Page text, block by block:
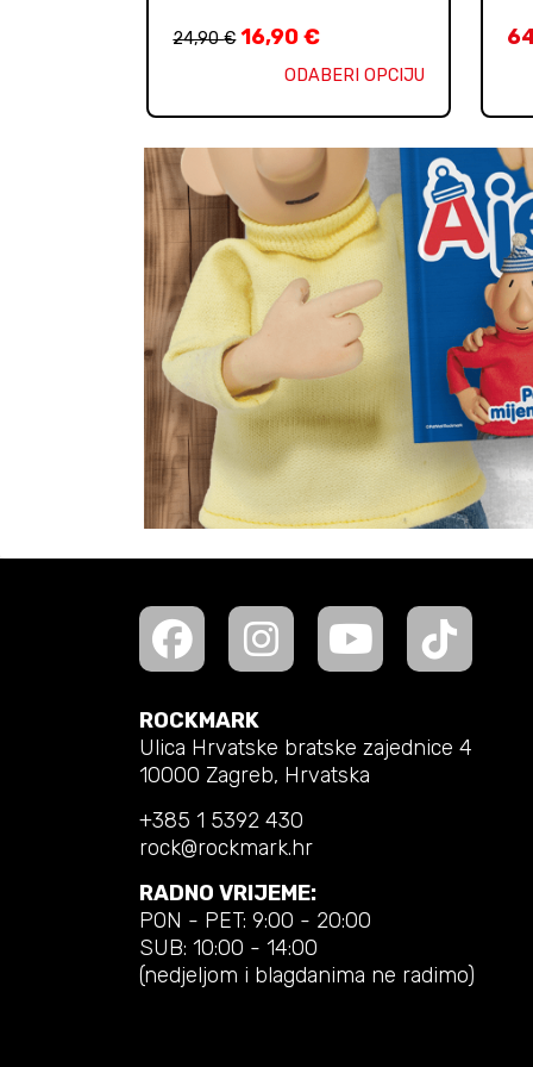
24,90€ 16,90€
ODABERI OPCIJU
ROCKMARK
Ulica Hrvatske bratske zajednice 4
10000 Zagreb, Hrvatska
+385 1 5392 430
rock@rockmark.hr
RADNO VRIJEME:
PON - PET: 9:00 - 20:00
SUB: 10:00 - 14:00
(nedjeljom i blagdanima ne radimo)